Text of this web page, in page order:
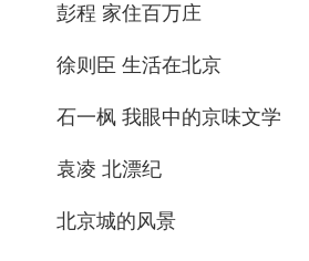
彭程 家住百万庄
徐则臣 生活在北京
石一枫 我眼中的京味文学
袁凌 北漂纪
北京城的风景